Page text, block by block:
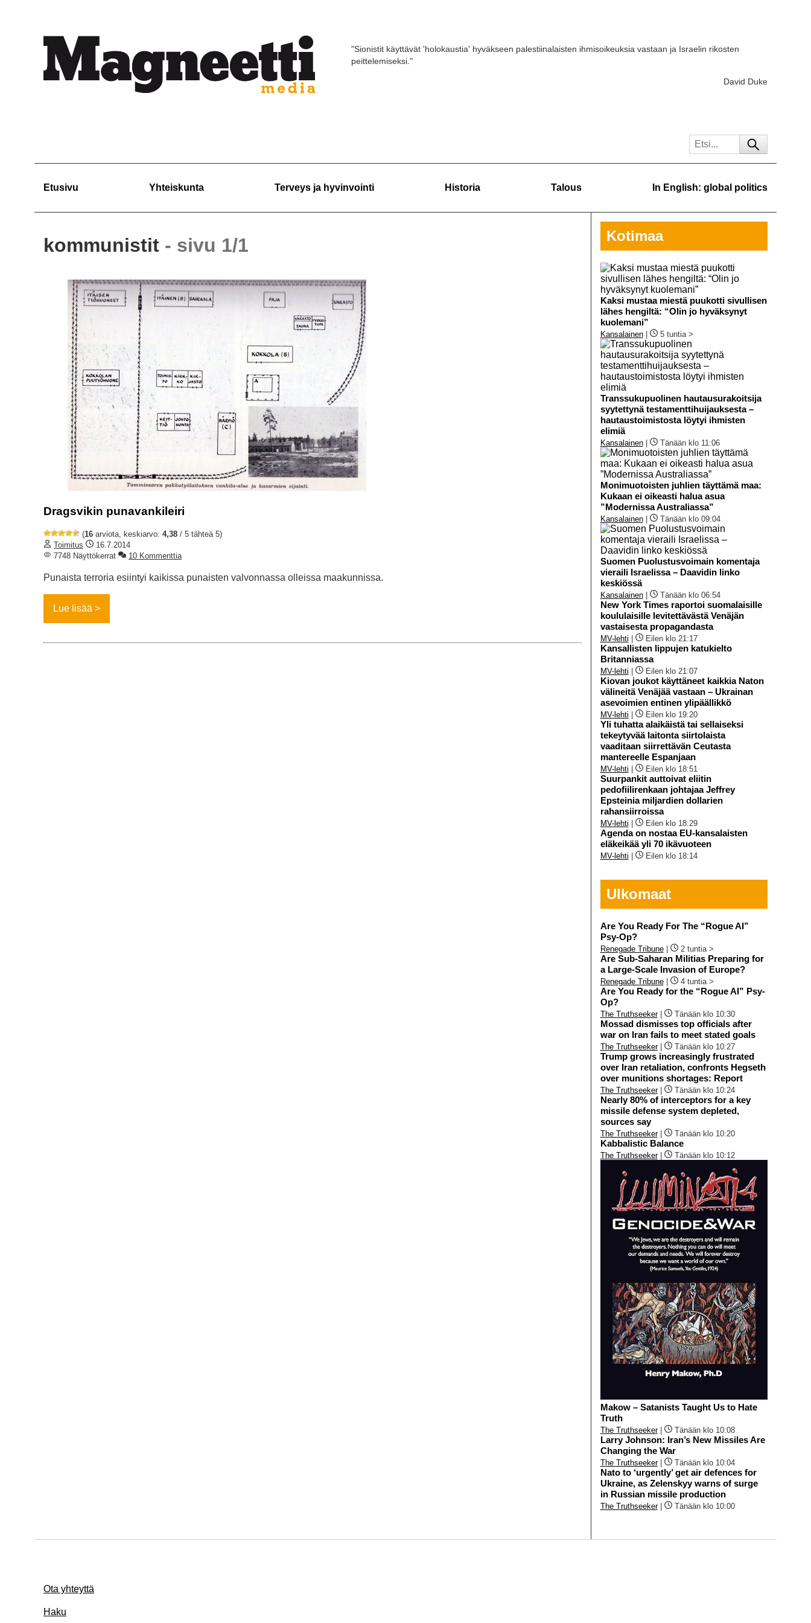
"Sionistit käyttävät 'holokaustia' hyväkseen palestiinalaisten ihmisoikeuksia vastaan ja Israelin rikosten
peittelemiseksi."
David Duke
Etusivu Yhteiskunta Terveys ja hyvinvointi Historia Talous In English: global politics
kommunistit - sivu 1/1
Dragsvikin punavankileiri
(16 arviota, keskiarvo: 4,38 / 5 tähteä 5)
Toimitus
16.7.2014
7748 Näyttökerrat
10 Kommenttia
Punaista terroria esiintyi kaikissa punaisten valvonnassa olleissa maakunnissa.
Lue lisää
Kotimaa
Kaksi mustaa miestä puukotti sivullisen
lähes hengiltä: “Olin jo hyväksynyt
kuolemani”
Kansalainen| 5 tuntia >
Transsukupuolinen hautausurakoitsija
syytettynä testamenttihuijauksesta –
hautaustoimistosta löytyi ihmisten
elimiä
Kansalainen| Tänään klo 11:06
Monimuotoisten juhlien täyttämä maa:
Kukaan ei oikeasti halua asua
”Modernissa Australiassa”
Kansalainen| Tänään klo 09:04
Suomen Puolustusvoimain komentaja
vieraili Israelissa – Daavidin linko
keskiössä
Kansalainen| Tänään klo 06:54
New York Times raportoi suomalaisille
koululaisille levitettävästä Venäjän
vastaisesta propagandasta
MV-lehti Eilen klo 21:17
Kansallisten lippujen katukielto
Britanniassa
MV-lehti Eilen klo 21:07
Kiovan joukot käyttäneet kaikkia Naton
välineitä Venäjää vastaan – Ukrainan
asevoimien entinen ylipäällikkö
MV-lehti Eilen klo 19:20
Yli tuhatta alaikäistä tai sellaiseksi
tekeytyvää laitonta siirtolaista
vaaditaan siirrettävän Ceutasta
mantereelle Espanjaan
MV-lehti Eilen klo 18:51
Suurpankit auttoivat eliitin
pedofiilirenkaan johtajaa Jeffrey
Epsteinia miljardien dollarien
rahansiirroissa
MV-lehti Eilen klo 18:29
Agenda on nostaa EU-kansalaisten
eläkeikää yli 70 ikävuoteen
MV-lehti Eilen klo 18:14
Ulkomaat
Are You Ready For The “Rogue AI”
Psy-Op?
Renegade Tribune| 2 tuntia >
Are Sub-Saharan Militias Preparing for
a Large-Scale Invasion of Europe?
Renegade Tribune| 4 tuntia >
Are You Ready for the “Rogue AI” Psy-
Op?
The Truthseeker| Tänään klo 10:30
Mossad dismisses top officials after
war on Iran fails to meet stated goals
The Truthseeker| Tänään klo 10:27
Trump grows increasingly frustrated
over Iran retaliation, confronts Hegseth
over munitions shortages: Report
The Truthseeker| Tänään klo 10:24
Nearly 80% of interceptors for a key
missile defense system depleted,
sources say
The Truthseeker| Tänään klo 10:20
Kabbalistic Balance
The Truthseeker| Tänään klo 10:12
Makow – Satanists Taught Us to Hate
Truth
The Truthseeker| Tänään klo 10:08
Larry Johnson: Iran’s New Missiles Are
Changing the War
The Truthseeker| Tänään klo 10:04
Nato to ‘urgently’ get air defences for
Ukraine, as Zelenskyy warns of surge
in Russian missile production
The Truthseeker| Tänään klo 10:00
Ota yhteyttä
Haku